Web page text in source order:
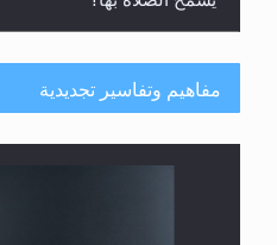
مفاهيم وتفاسير تجديدية